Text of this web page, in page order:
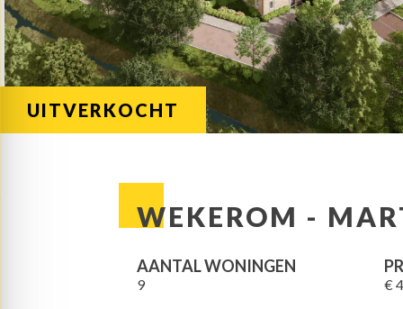
UITVERKOCHT
WEKEROM -
AANTAL WONINGEN
9 €